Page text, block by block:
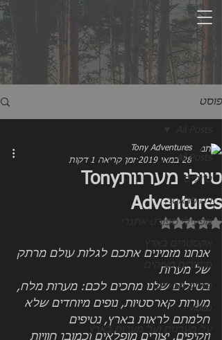
פוסט
All Posts
טיולים
ויה פראטה
מפעילי ספורט אתגרי
סיפורים מצוקים
פארק חבלים
video
על מערנות ועל מערות בארץ
טיולי מערנותTony
Adventures
Tony Adventures
28 במאי 2019
זמן קריאה 1 דקות
דירוג של NaN מתוך 5 כוכבים
אנחנו מזמינים אתכם לגלות עולם מרתק
של מערות
בטיולים שלנו מחכים לכם: מערות מלח,
מערות קארסטיות, נופים מיוחדים שלא
חלמתם לראות בארץ, נטיפים
וזקיפים, יצורים מופלאים וכמובן חוויות